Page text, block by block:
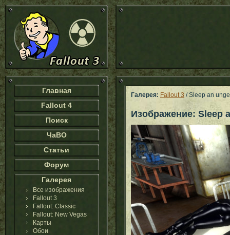
Главная
Fallout 4
Поиск
ЧаВО
Статьи
Форум
Галерея
Все изображения
Fallout 3
Fallout: Classic
Fallout: New Vegas
Карты
Обои
Галерея: Fallout 3 / Sleep an
Изображение: Sleep